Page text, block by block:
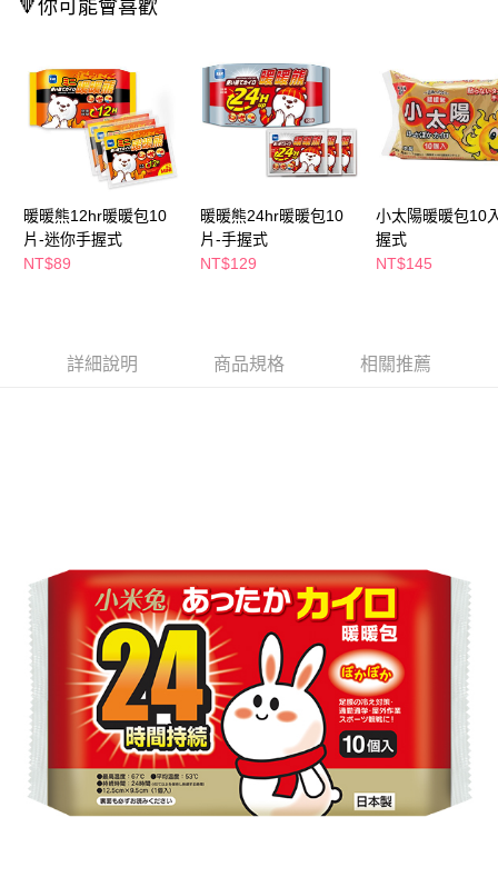
２．訂單成立數日內，您將收到繳費通知簡訊。
※ 請注意：結帳手續完成當下不需立刻繳費，但若您需要取消訂單，請聯絡
購買商品的店家。未經商家同意取消之訂單仍視為有效，需透過AFTEE先享
後付繳納相關費用。
※ 交易是否成功請以「AFTEE先享後付 」之結帳頁面顯示為準，若有關於
是否繳費成功／繳費後需取消欲退款等相關疑問，請聯繫「AFTEE先享後付
客戶支援中心」https://netprotections.freshdesk.com/support/home
【注意事項】
１．透過由恩沛科技股份有限公司提供之「AFTEE先享後付」服務完成之交
易，需依本服務之必要範圍內提供個人資料，並將交易相關給付款項請求債
「AFTEE先享後付」，若未經同意申辦者引起之損失，本公司不負相關責
萊爾富取貨付款
每筆NT$65，滿NT$490(含以上)免運費
付款後萊爾富取貨
每筆NT$65，滿NT$490(含以上)免運費
7-11取貨付款
每筆NT$65，滿NT$490(含以上)免運費
宅配(本島)
🔻你可能會喜歡
暖暖熊12hr暖暖包10
片-迷你手握式
NT$89
暖暖熊24hr暖暖包10
片-手握式
NT$129
小太陽暖暖包10
握式
NT$145
詳細說明 商品規格 相關推薦